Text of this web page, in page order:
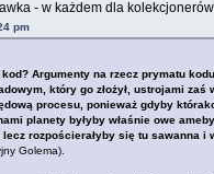
- w każdem dla
pm
Argumenty na rzecz prymatu
który go złożył, ustrojami
procesu, ponieważ gdyby
planety byłyby właśnie owe
rozpościerałyby się tu sawanna i
Golema).